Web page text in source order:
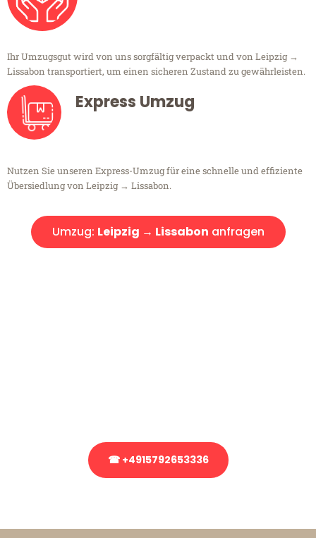
Ihr Umzugsgut wird von uns sorgfältig verpackt und von Leipzig →
Lissabon transportiert, um einen sicheren Zustand zu gewährleisten.
Express Umzug
Nutzen Sie unseren Express-Umzug für eine schnelle und effiziente
Übersiedlung von Leipzig → Lissabon.
Umzug: Leipzig → Lissabon anfragen
☎ +4915792653336